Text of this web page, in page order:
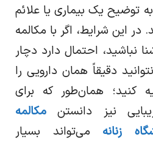
توضیح یک بیماری یا علائم
در این شرایط، اگر با مکالمه
نباشید، احتمال دارد دچار
دقیقاً همان دارویی را
کنید؛ همان‌طور که برای
نیز دانستن
مکالمه
زنانهمی‌تواند بسیار